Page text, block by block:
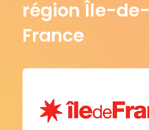
région Île-de-
France